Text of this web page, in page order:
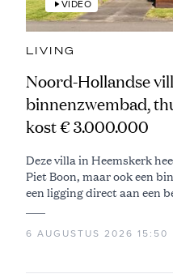
VIDEO
LIVING
Noord-Hollandse
binnenzwembad,
kost € 3.000.000
Deze villa in Heemskerk
Piet Boon, maar ook een
een ligging direct aan een
6 AUGUSTUS 2026 15:50